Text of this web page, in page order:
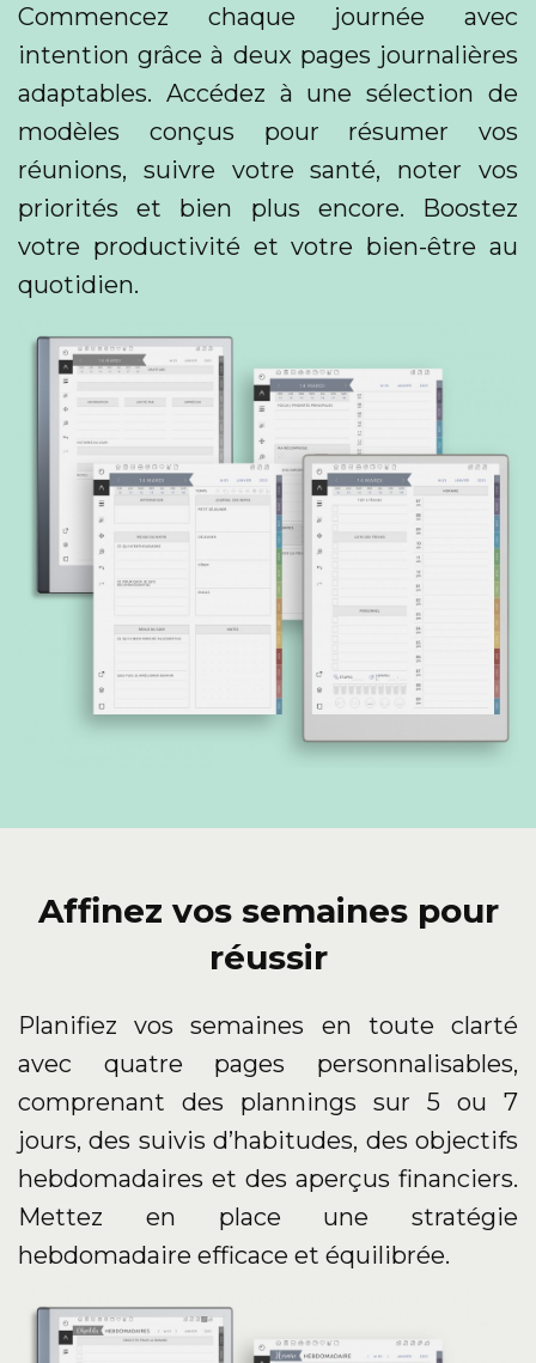
Commencez chaque journée avec
intention grâce à deux pages journalières
adaptables. Accédez à une sélection de
modèles conçus pour résumer vos
réunions, suivre votre santé, noter vos
priorités et bien plus encore. Boostez
votre productivité et votre bien-être au
quotidien.
Affinez vos semaines pour
réussir
Planifiez vos semaines en toute clarté
avec quatre pages personnalisables,
comprenant des plannings sur 5 ou 7
jours, des suivis d’habitudes, des objectifs
hebdomadaires et des aperçus financiers.
Mettez en place une stratégie
hebdomadaire efficace et équilibrée.